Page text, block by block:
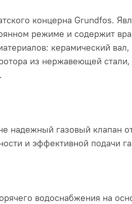
концерна Grundfos.
режиме и содержит
керамический
из нержавеющей
надежный газовый клапан
и эффективной подачи
водоснабжения на